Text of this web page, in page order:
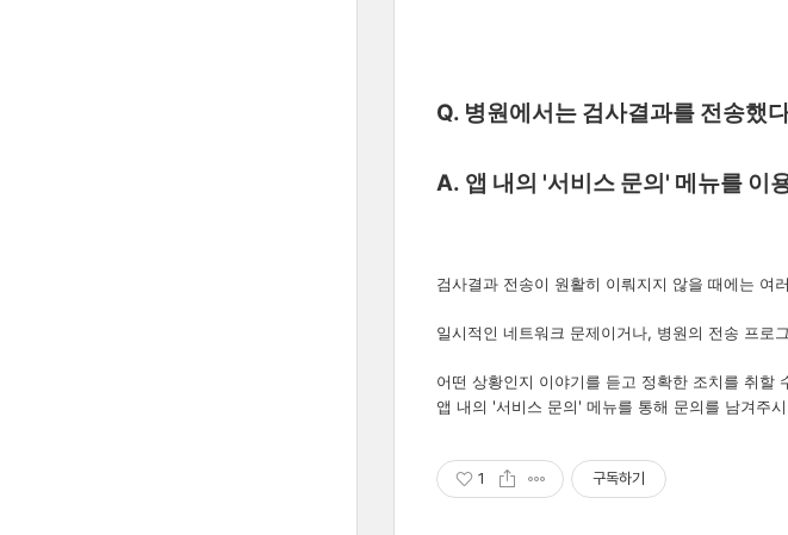
Q. 병원에서는 검사결과를 전송했
A. 앱 내의 '서비스 문의' 메뉴를 이
검사결과 전송이 원활히 이뤄지지 않을 때에는 여
일시적인 네트워크 문제이거나, 병원의 전송 프로
어떤 상황인지 이야기를 듣고 정확한 조치를 취할
앱 내의 '서비스 문의' 메뉴를 통해 문의를 남겨주
1 구독하기